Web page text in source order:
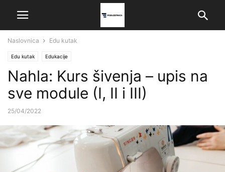
Naslovnica Edu kutak
Edu kutak Edukacije
Nahla: Kurs šivenja – upis na
sve module (I, II i III)
25/04/2022